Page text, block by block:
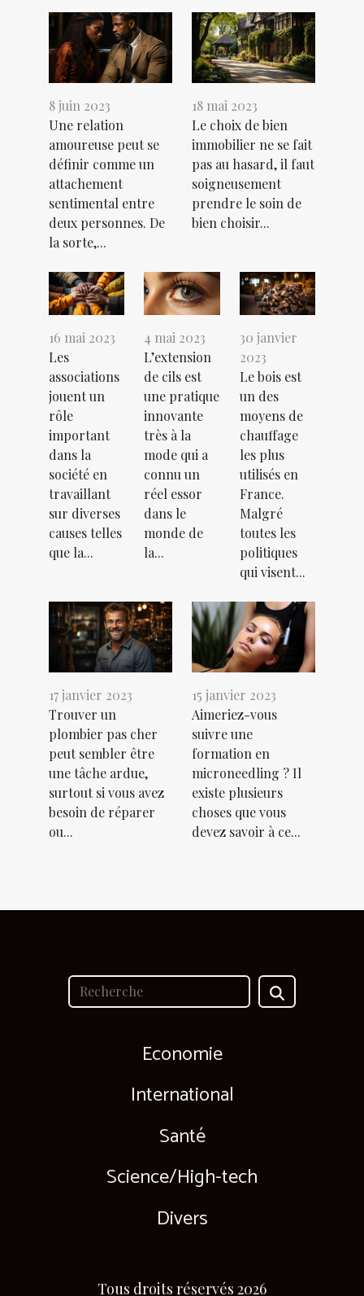
8 juin 2023
Une relation
amoureuse peut se
définir comme un
attachement
sentimental entre
deux personnes. De
la sorte,...
18 mai 2023
Le choix de bien
immobilier ne se fait
pas au hasard, il faut
soigneusement
prendre le soin de
bien choisir...
16 mai 2023
Les
associations
jouent un
rôle
important
dans la
société en
travaillant
sur diverses
causes telles
que la...
4 mai 2023
L’extension
de cils est
une pratique
innovante
très à la
mode qui a
connu un
réel essor
dans le
monde de
la...
30 janvier
2023
Le bois est
un des
moyens de
chauffage
les plus
utilisés en
France.
Malgré
toutes les
politiques
qui visent...
17 janvier 2023
Trouver un
plombier pas cher
peut sembler être
une tâche ardue,
surtout si vous avez
besoin de réparer
ou...
15 janvier 2023
Aimeriez-vous
suivre une
formation en
microneedling ? Il
existe plusieurs
choses que vous
devez savoir à ce...
Economie
International
Santé
Science/High-tech
Divers
Tous droits réservés 2026